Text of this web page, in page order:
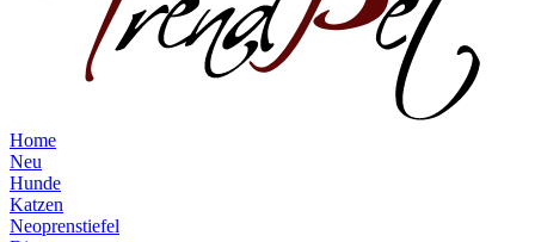
Home
Neu
Hunde
Katzen
Neoprenstiefel